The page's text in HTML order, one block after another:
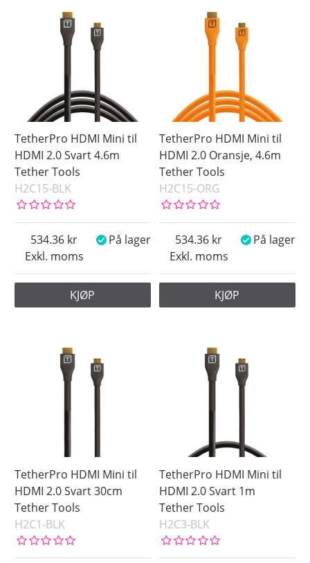
TetherPro HDMI Mini til
HDMI 2.0 Svart 4.6m
Tether Tools
H2C15-BLK
Exkl. moms
534.36 På lager
KJØP
TetherPro HDMI Mini til
HDMI 2.0 Oransje, 4.6m
Tether Tools
H2C15-ORG
Exkl. moms
534.36 På lager
KJØP
TetherPro HDMI Mini til
HDMI 2.0 Svart 30cm
Tether Tools
H2C1-BLK
TetherPro HDMI Mini til
HDMI 2.0 Svart 1m
Tether Tools
H2C3-BLK